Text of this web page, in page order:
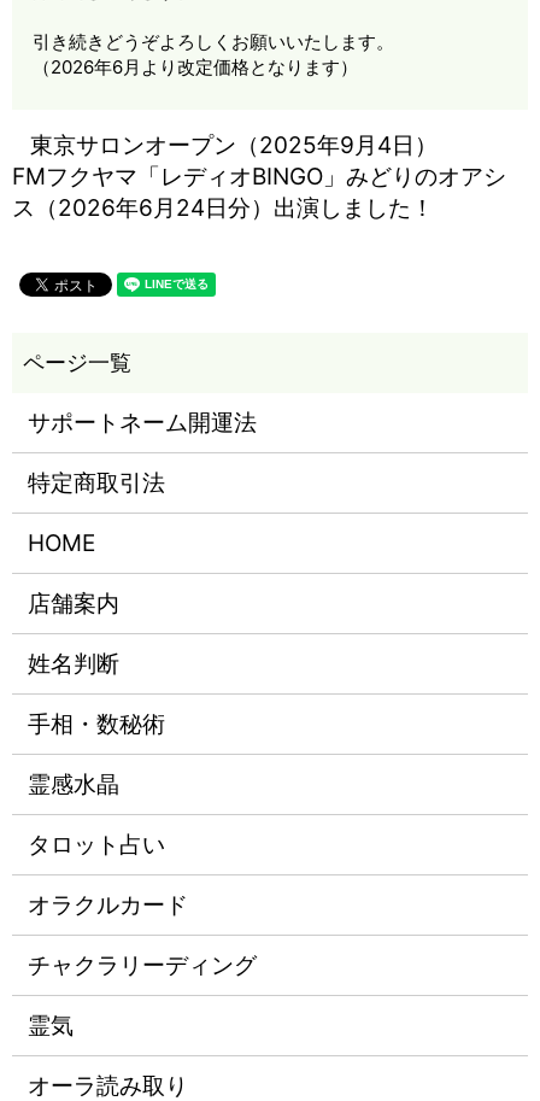
引き続きどうぞよろしくお願いいたします。
（2026年6月より改定価格となります）
東京サロンオープン（2025年9月4日）
FMフクヤマ「レディオBINGO」みどりのオアシ
ス（2026年6月24日分）出演しました！
サポートネーム開運法
特定商取引法
HOME
店舗案内
姓名判断
手相・数秘術
霊感水晶
タロット占い
オラクルカード
チャクラリーディング
霊気
オーラ読み取り